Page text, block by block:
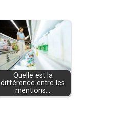
Quelle est la
différence entre les
mentions…